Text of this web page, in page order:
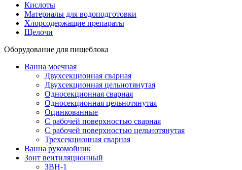
Кислоты
Материалы для водоподготовки
Хлорсодержащие препараты
Щелочи
Оборудование для пищеблока
Ванна моечная
Двухсекционная сварная
Двухсекционная цельнотянутая
Односекционная сварная
Односекционная цельнотянутая
Оцинкованные
С рабочей поверхностью сварная
С рабочей поверхностью цельнотянутая
Трехсекционная сварная
Ванна рукомойник
Зонт вентиляционный
ЗВН-1